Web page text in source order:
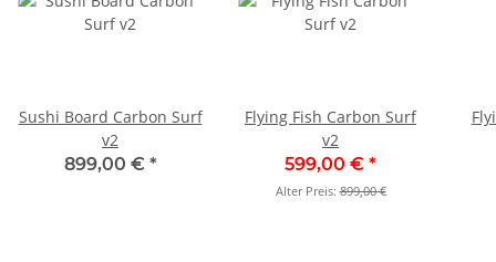
Sushi Board Carbon Surf
v2
899,00 € *
Flying Fish Carbon Surf
v2
599,00 € *
Alter Preis:899,00 €